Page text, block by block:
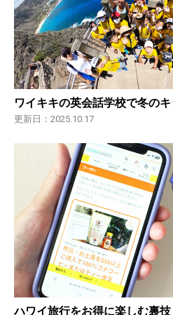
ワイキキの英会話学校で冬の
更新日：2025.10.17
ハワイ旅行をお得に楽しむ裏